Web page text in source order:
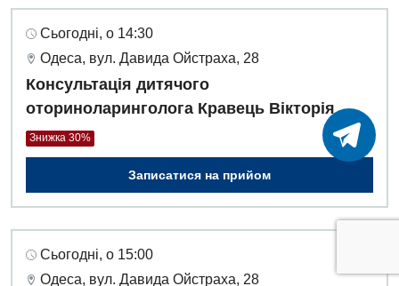
Сьогодні, о 14:30
Одеса, вул. Давида Ойстраха, 28
Консультація дитячого
оториноларинголога Кравець Вікторія
Знижка 30%
Записатися на прийом
Сьогодні, о 15:00
Одеса, вул. Давида Ойстраха, 28